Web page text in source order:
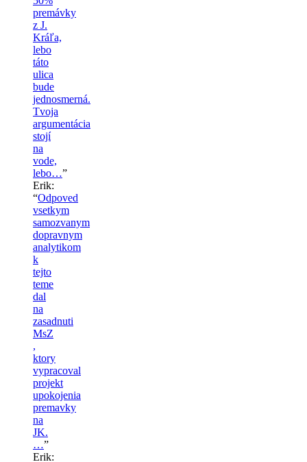
premávky
z J.
Kráľa,
lebo
táto
ulica
bude
jednosmerná.
Tvoja
argumentácia
stojí
na
vode,
lebo…”
Erik:
“Odpoved
vsetkym
samozvanym
dopravnym
analytikom
k
tejto
teme
dal
na
zasadnuti
MsZ
,
ktory
vypracoval
projekt
upokojenia
premavky
na
JK.
…”
Erik: